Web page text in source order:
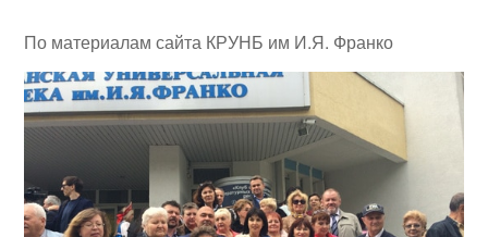
По материалам сайта КРУНБ им И.Я. Франко